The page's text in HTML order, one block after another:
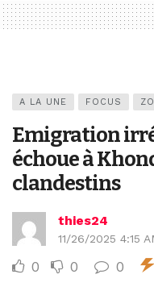
A LA UNE FOCUS
Emigration
échoue à
clandestins
thies24
11/26/2025 4:15
0 0 0